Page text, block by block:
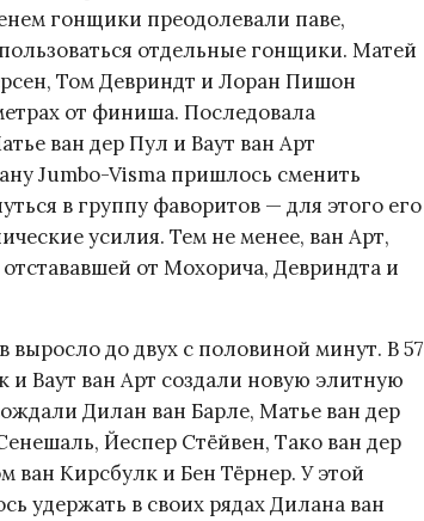
гонщики преодолевали паве,
отдельные гонщики. Матей
Том Девриндт и Лоран Пишон
от финиша. Последовала
ван дер Пул и Ваут ван Арт
Jumbo-Visma пришлось сменить
в группу фаворитов — для этого его
усилия. Тем не менее, ван Арт,
от Мохорича, Девриндта и
до двух с половиной минут. В 57
Ваут ван Арт создали новую элитную
Дилан ван Барле, Матье ван дер
Йеспер Стёйвен, Тако ван дер
Кирсбулк и Бен Тёрнер. У этой
удержать в своих рядах Дилана ван